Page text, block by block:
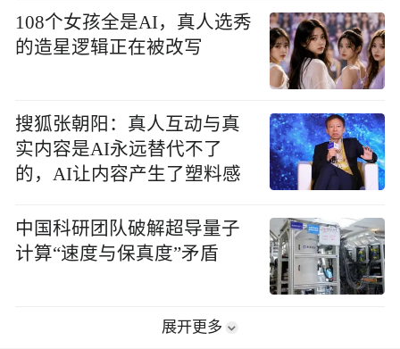
108个女孩全是AI，真人选秀
的造星逻辑正在被改写
搜狐张朝阳：真人互动与真
实内容是AI永远替代不了
的，AI让内容产生了塑料感
中国科研团队破解超导量子
计算“速度与保真度”矛盾
展开更多